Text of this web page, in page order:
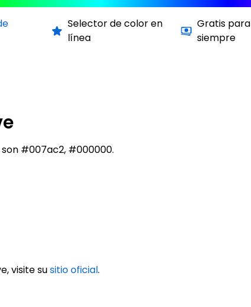
Selector de color en
línea
Gratis para
siempre
#007ac2, #000000.
visite susitio oficial.